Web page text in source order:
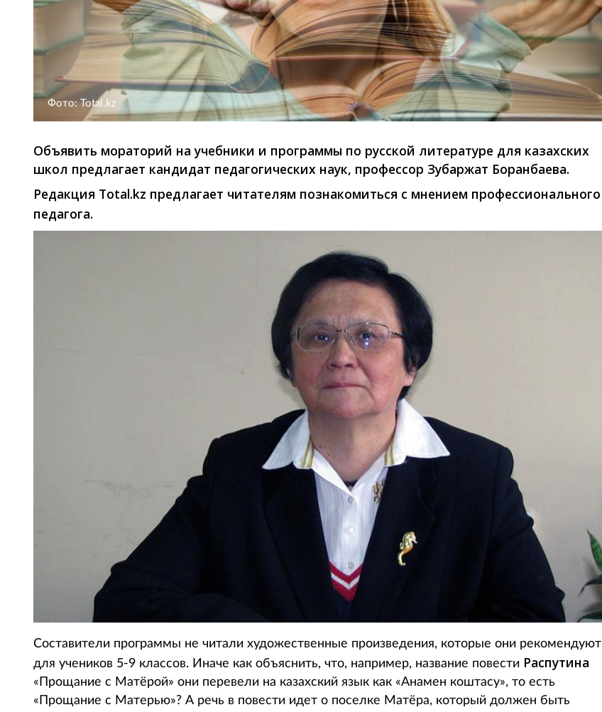
Фото: Total.kz
Объявить мораторий на учебники и программы по русской литературе для казахских
школ предлагает кандидат педагогических наук, профессор Зубаржат Боранбаева.
Редакция Total.kz предлагает читателям познакомиться с мнением профессионального
педагога.
Составители программы не читали художественные произведения, которые они рекомендуют
для учеников 5-9 классов. Иначе как объяснить, что, например, название повести Распутина
«Прощание с Матёрой» они перевели на казахский язык как «Анамен коштасу», то есть
«Прощание с Матерью»? А речь в повести идет о поселке Матёра, который должен быть